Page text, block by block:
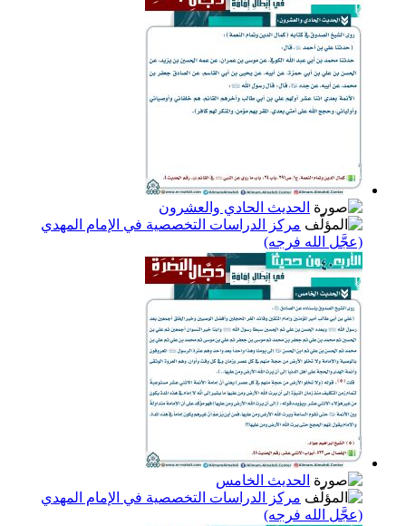
الحديث الحادي والعشرون
مركز الدراسات التخصصية في الإمام المهدي
(عجَّل الله فرجه)
الحديث الخامس
مركز الدراسات التخصصية في الإمام المهدي
(عجَّل الله فرجه)